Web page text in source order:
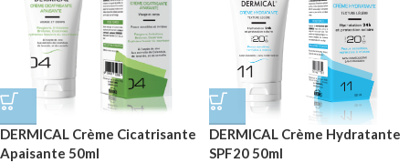
DERMICAL Crème Cicatrisante
Apaisante 50ml
DERMICAL Crème Hydratante
SPF20 50ml